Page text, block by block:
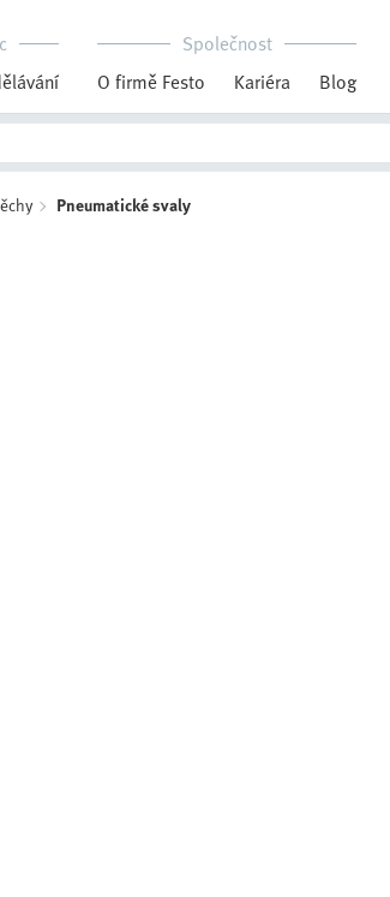
Společnost
O firmě Festo
Kariéra Blog
Pneumatické svaly